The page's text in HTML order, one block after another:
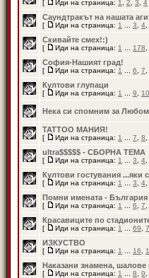
[ Иди на страница: 1 2 3 4
Саундтракът на нашата
[ Иди на страница: 1 3 4
Скивайте смех!:)
[ Иди на страница: 1 178
София-Нашият град!
[ Иди на страница: 1 6 7
Култови глупаци
[ Иди на страница: 1 9 10
Нека си спомним за
TATTOO МАНИЯ!
[ Иди на страница: 1 7 8
ultra$$$$$ - СБОРНА ТЕМА
[ Иди на страница: 1 3 4
Култови гостувания ...яки
[ Иди на страница: 1 3 4
Помни имената - България
[ Иди на страница: 1 6 7
Красавиците по
[ Иди на страница: 1 69
ИЗКУСТВО
[ Иди на страница: 1 16
Наказани знамена, шалове
[ Иди на страница: 1 8 9